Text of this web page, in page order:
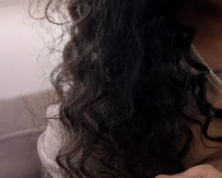
FAQ™ Pure Beauty-
issa™ Teeth
Français
Polski
Türkçe
简体